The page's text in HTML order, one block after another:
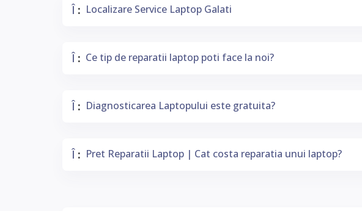
Î : Localizare Service Laptop Galati
Fara programare:
Î : Ce tip de reparatii laptop poti face la noi?
Î : Diagnosticarea Laptopului este gratuita?
Î : Pret Reparatii Laptop | Cat costa reparatia unui laptop?